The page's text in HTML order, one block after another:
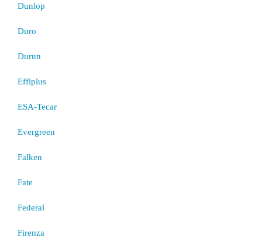
Dunlop
Duro
Durun
Effiplus
ESA-Tecar
Evergreen
Falken
Fate
Federal
Firenza